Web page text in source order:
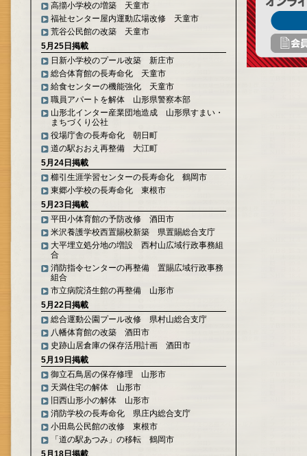
高擶小学校の増築 天童市
福祉センター屋内運動広場改修 天童市
荒谷公民館の改築 天童市
5月25日掲載
日新小学校のプール改築 新庄市
総合体育館の長寿命化 天童市
給食センターの機能強化 天童市
職員アパートを解体 山形県警察本部
山形北インター産業団地造成 山形県すまい・
まちづくり公社
役場庁舎の長寿命化 朝日町
道の駅おおえ再整備 大江町
5月24日掲載
櫛引生涯学習センターの長寿命化 鶴岡市
東郷小学校の長寿命化 東根市
5月23日掲載
平田小体育館の予防改修 酒田市
米沢養護学校西置賜校新築 県置賜総合支庁
大平埋立処分地の増設 西村山広域行政事務組
合
消防指令センターの再整備 置賜広域行政事務
組合
市立病院済生館の再整備 山形市
5月22日掲載
総合運動公園プール改修 県村山総合支庁
八幡体育館の改築 酒田市
史跡山居倉庫の保存活用計画 酒田市
5月19日掲載
御立石鳥居の保存修理 山形市
天満住宅の解体 山形市
旧西山形小の解体 山形市
消防学校の長寿命化 県庄内総合支庁
小田島公民館の改修 東根市
「道の駅あつみ」の移転 鶴岡市
5月18日掲載